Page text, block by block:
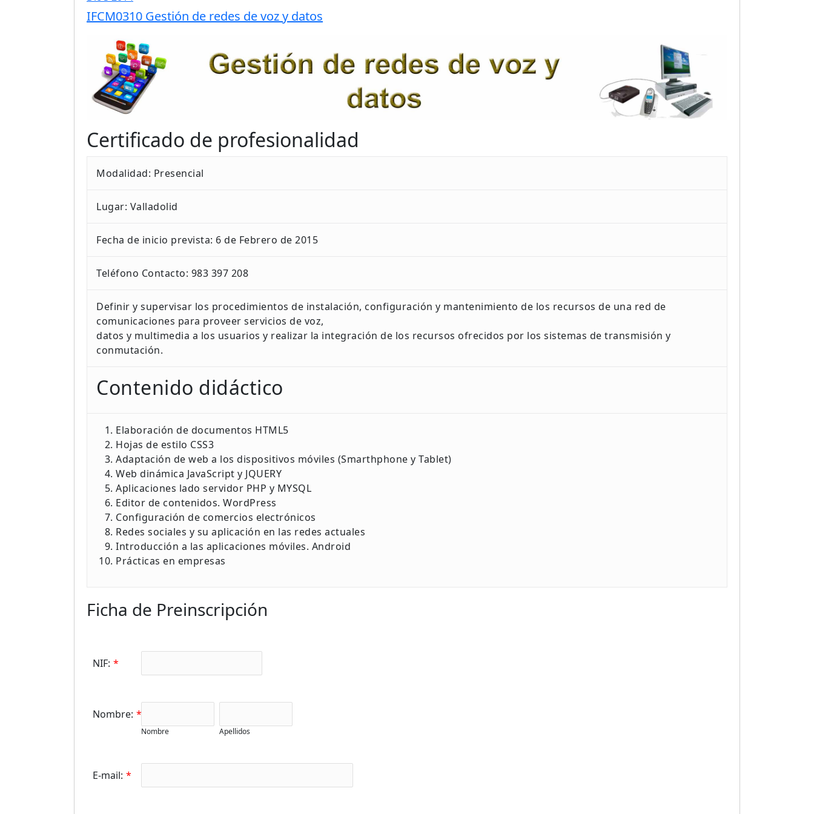
IFCM0310 Gestión de redes de voz y datos
Certificado de profesionalidad
Modalidad: Presencial
Lugar: Valladolid
Fecha de inicio prevista: 6 de Febrero de 2015
Teléfono Contacto: 983 397 208
Definir y supervisar los procedimientos de instalación, configuración y mantenimiento de los recursos de una red de
comunicaciones para proveer servicios de voz,
datos y multimedia a los usuarios y realizar la integración de los recursos ofrecidos por los sistemas de transmisión y
conmutación.
Contenido didáctico
Elaboración de documentos HTML5
Hojas de estilo CSS3
Adaptación de web a los dispositivos móviles (Smarthphone y Tablet)
Web dinámica JavaScript y JQUERY
Aplicaciones lado servidor PHP y MYSQL
Editor de contenidos. WordPress
Configuración de comercios electrónicos
Redes sociales y su aplicación en las redes actuales
Introducción a las aplicaciones móviles. Android
Prácticas en empresas
Ficha de Preinscripción
NIF: *
Nombre: *
Nombre Apellidos
E-mail: *